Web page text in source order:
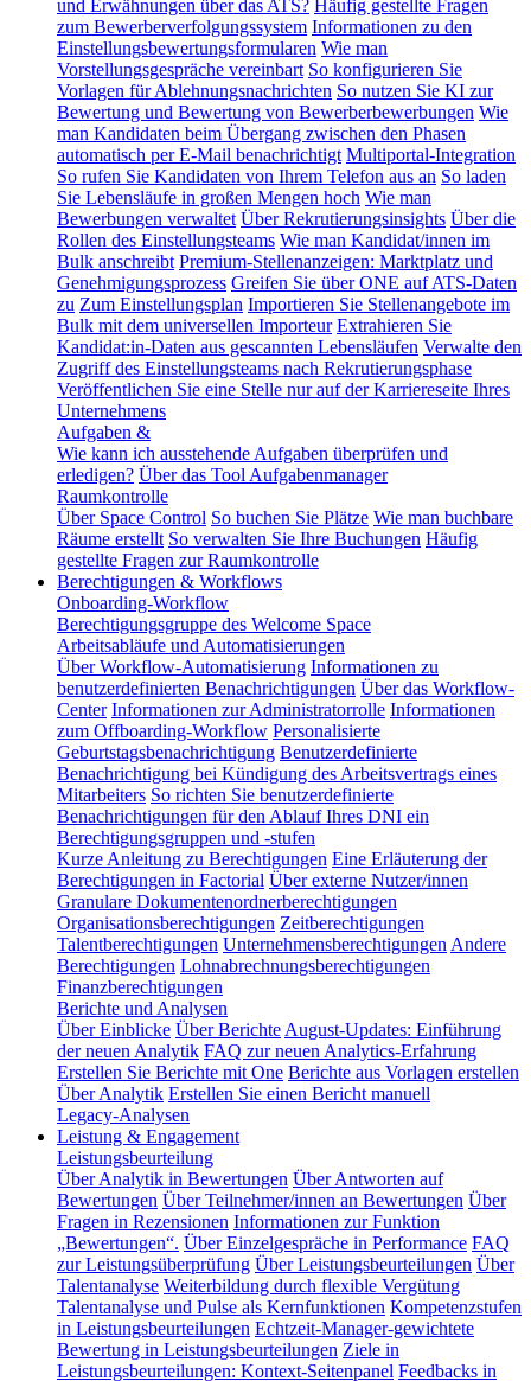
und Erwähnungen über das ATS? Häufig gestellte Fragen
zum Bewerberverfolgungssystem Informationen zu den
Einstellungsbewertungsformularen Wie man
Vorstellungsgespräche vereinbart So konfigurieren Sie
Vorlagen für Ablehnungsnachrichten So nutzen Sie KI zur
Bewertung und Bewertung von Bewerberbewerbungen Wie
man Kandidaten beim Übergang zwischen den Phasen
automatisch per E-Mail benachrichtigt Multiportal-Integration
So rufen Sie Kandidaten von Ihrem Telefon aus an So laden
Sie Lebensläufe in großen Mengen hoch Wie man
Bewerbungen verwaltet Über Rekrutierungsinsights Über die
Rollen des Einstellungsteams Wie man Kandidat/innen im
Bulk anschreibt Premium-Stellenanzeigen: Marktplatz und
Genehmigungsprozess Greifen Sie über ONE auf ATS-Daten
zu Zum Einstellungsplan Importieren Sie Stellenangebote im
Bulk mit dem universellen Importeur Extrahieren Sie
Kandidat:in-Daten aus gescannten Lebensläufen Verwalte den
Zugriff des Einstellungsteams nach Rekrutierungsphase
Veröffentlichen Sie eine Stelle nur auf der Karriereseite Ihres
Unternehmens
Aufgaben &
Wie kann ich ausstehende Aufgaben überprüfen und
erledigen? Über das Tool Aufgabenmanager
Raumkontrolle
Über Space Control So buchen Sie Plätze Wie man buchbare
Räume erstellt So verwalten Sie Ihre Buchungen Häufig
gestellte Fragen zur Raumkontrolle
Berechtigungen & Workflows
Onboarding-Workflow
Berechtigungsgruppe des Welcome Space
Arbeitsabläufe und Automatisierungen
Über Workflow-Automatisierung Informationen zu
benutzerdefinierten Benachrichtigungen Über das Workflow-
Center Informationen zur Administratorrolle Informationen
zum Offboarding-Workflow Personalisierte
Geburtstagsbenachrichtigung Benutzerdefinierte
Benachrichtigung bei Kündigung des Arbeitsvertrags eines
Mitarbeiters So richten Sie benutzerdefinierte
Benachrichtigungen für den Ablauf Ihres DNI ein
Berechtigungsgruppen und -stufen
Kurze Anleitung zu Berechtigungen Eine Erläuterung der
Berechtigungen in Factorial Über externe Nutzer/innen
Granulare Dokumentenordnerberechtigungen
Organisationsberechtigungen Zeitberechtigungen
Talentberechtigungen Unternehmensberechtigungen Andere
Berechtigungen Lohnabrechnungsberechtigungen
Finanzberechtigungen
Berichte und Analysen
Über Einblicke Über Berichte August-Updates: Einführung
der neuen Analytik FAQ zur neuen Analytics-Erfahrung
Erstellen Sie Berichte mit One Berichte aus Vorlagen erstellen
Über Analytik Erstellen Sie einen Bericht manuell
Legacy-Analysen
Leistung & Engagement
Leistungsbeurteilung
Über Analytik in Bewertungen Über Antworten auf
Bewertungen Über Teilnehmer/innen an Bewertungen Über
Fragen in Rezensionen Informationen zur Funktion
„Bewertungen“. Über Einzelgespräche in Performance FAQ
zur Leistungsüberprüfung Über Leistungsbeurteilungen Über
Talentanalyse Weiterbildung durch flexible Vergütung
Talentanalyse und Pulse als Kernfunktionen Kompetenzstufen
in Leistungsbeurteilungen Echtzeit-Manager-gewichtete
Bewertung in Leistungsbeurteilungen Ziele in
Leistungsbeurteilungen: Kontext-Seitenpanel Feedbacks in